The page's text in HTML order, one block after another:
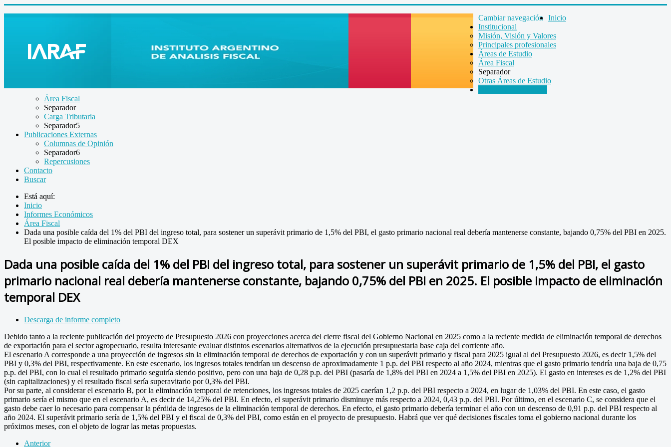
Cambiar navegación
Inicio
Institucional
Misión, Visión y Valores
Principales profesionales
Áreas de Estudio
Área Fiscal
Separador
Otras Áreas de Estudio
Área Fiscal
Separador
Carga Tributaria
Separador5
Publicaciones Externas
Columnas de Opinión
Separador6
Repercusiones
Contacto
Buscar
Está aquí:
Inicio
Informes Económicos
Área Fiscal
Dada una posible caída del 1% del PBI del ingreso total, para sostener un superávit primario de 1,5% del PBI, el gasto primario nacional real debería mantenerse constante, bajando 0,75% del PBI en 2025.
El posible impacto de eliminación temporal DEX
Dada una posible caída del 1% del PBI del ingreso total, para sostener un superávit primario de 1,5% del PBI, el gasto
primario nacional real debería mantenerse constante, bajando 0,75% del PBI en 2025. El posible impacto de eliminación
temporal DEX
Descarga de informe completo
Debido tanto a la reciente publicación del proyecto de Presupuesto 2026 con proyecciones acerca del cierre fiscal del Gobierno Nacional en 2025 como a la reciente medida de eliminación temporal de derechos
de exportación para el sector agropecuario, resulta interesante evaluar distintos escenarios alternativos de la ejecución presupuestaria base caja del corriente año.
El escenario A corresponde a una proyección de ingresos sin la eliminación temporal de derechos de exportación y con un superávit primario y fiscal para 2025 igual al del Presupuesto 2026, es decir 1,5% del
PBI y 0,3% del PBI, respectivamente. En este escenario, los ingresos totales tendrían un descenso de aproximadamente 1 p.p. del PBI respecto al año 2024, mientras que el gasto primario tendría una baja de 0,75
p.p. del PBI, con lo cual el resultado primario seguiría siendo positivo, pero con una baja de 0,28 p.p. del PBI (pasaría de 1,8% del PBI en 2024 a 1,5% del PBI en 2025). El gasto en intereses es de 1,2% del PBI
(sin capitalizaciones) y el resultado fiscal sería superavitario por 0,3% del PBI.
Por su parte, al considerar el escenario B, por la eliminación temporal de retenciones, los ingresos totales de 2025 caerían 1,2 p.p. del PBI respecto a 2024, en lugar de 1,03% del PBI. En este caso, el gasto
primario sería el mismo que en el escenario A, es decir de 14,25% del PBI. En efecto, el superávit primario disminuye más respecto a 2024, 0,43 p.p. del PBI. Por último, en el escenario C, se considera que el
gasto debe caer lo necesario para compensar la pérdida de ingresos de la eliminación temporal de derechos. En efecto, el gasto primario debería terminar el año con un descenso de 0,91 p.p. del PBI respecto al
año 2024. El superávit primario sería de 1,5% del PBI y el fiscal de 0,3% del PBI, como están en el proyecto de presupuesto. Habrá que ver qué decisiones fiscales toma el gobierno nacional durante los
próximos meses, con el objeto de lograr las metas propuestas.
Anterior